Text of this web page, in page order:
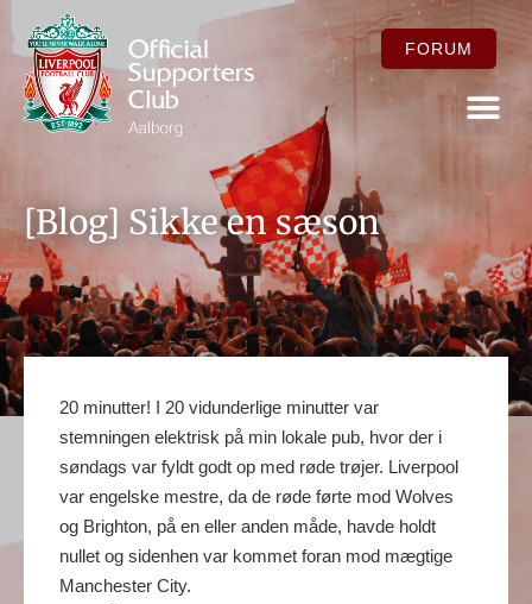
FORUM
[Blog] Sikke en sæson
20 minutter! I 20 vidunderlige minutter var
stemningen elektrisk på min lokale pub, hvor der i
søndags var fyldt godt op med røde trøjer. Liverpool
var engelske mestre, da de røde førte mod Wolves
og Brighton, på en eller anden måde, havde holdt
nullet og sidenhen var kommet foran mod mægtige
Manchester City.